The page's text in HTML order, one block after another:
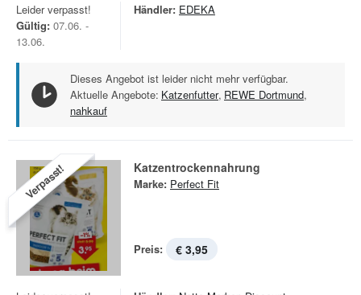
Leider verpasst!
Gültig: 07.06. -
13.06.
Händler: EDEKA
Dieses Angebot ist leider nicht mehr verfügbar.
Aktuelle Angebote: Katzenfutter, REWE Dortmund,
nahkauf
Verpasst! Katzentrockennahrung
Marke: Perfect Fit
Preis: € 3,95